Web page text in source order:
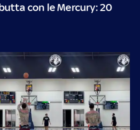
con le Mercury: 20